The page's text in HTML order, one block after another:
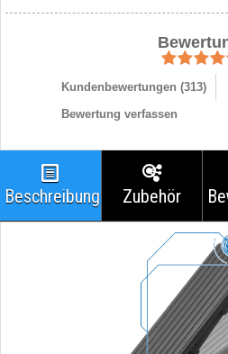
Kundenbewertungen (313)
Bewertung verfassen
Beschreibung Zubehör